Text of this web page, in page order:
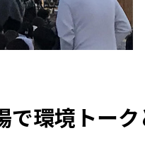
環境トー